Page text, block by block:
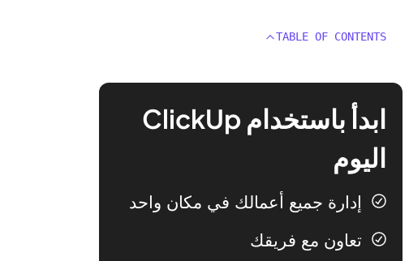
TABLE OF CONTENTS
ابدأ باستخدام ClickUp
اليوم
إدارة جميع أعمالك في مكان واحد
تعاون مع فريقك